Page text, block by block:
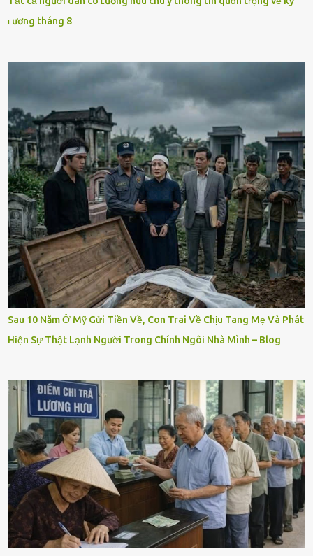
ʟương tháng 8
Sau 10 Năm Ở Mỹ Gửi Tiền Về, Con Trai Về Chịu Tang Mẹ Và Phát
Hiện Sự Thật Lạnh Người Trong Chính Ngôi Nhà Mình – Blog